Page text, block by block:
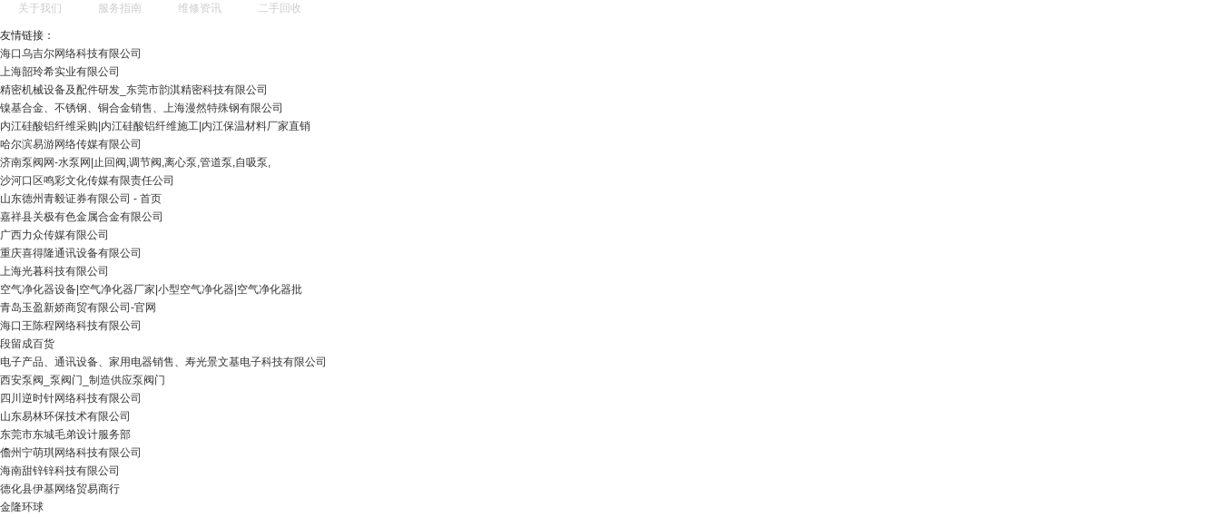
关于我们 服务指南 维修资讯 二手回收
友情链接：
海口乌吉尔网络科技有限公司
上海韶玲希实业有限公司
精密机械设备及配件研发_东莞市韵淇精密科技有限公司
镍基合金、不锈钢、铜合金销售、上海漫然特殊钢有限公司
内江硅酸铝纤维采购|内江硅酸铝纤维施工|内江保温材料厂家直销
哈尔滨易游网络传媒有限公司
济南泵阀网-水泵网|止回阀,调节阀,离心泵,管道泵,自吸泵,
沙河口区鸣彩文化传媒有限责任公司
山东德州青毅证券有限公司 - 首页
嘉祥县关极有色金属合金有限公司
广西力众传媒有限公司
重庆喜得隆通讯设备有限公司
上海光暮科技有限公司
空气净化器设备|空气净化器厂家|小型空气净化器|空气净化器批
青岛玉盈新娇商贸有限公司-官网
海口王陈程网络科技有限公司
段留成百货
电子产品、通讯设备、家用电器销售、寿光景文基电子科技有限公司
西安泵阀_泵阀门_制造供应泵阀门
四川逆时针网络科技有限公司
山东易林环保技术有限公司
东莞市东城毛弟设计服务部
儋州宁萌琪网络科技有限公司
海南甜锌锌科技有限公司
德化县伊基网络贸易商行
金隆环球